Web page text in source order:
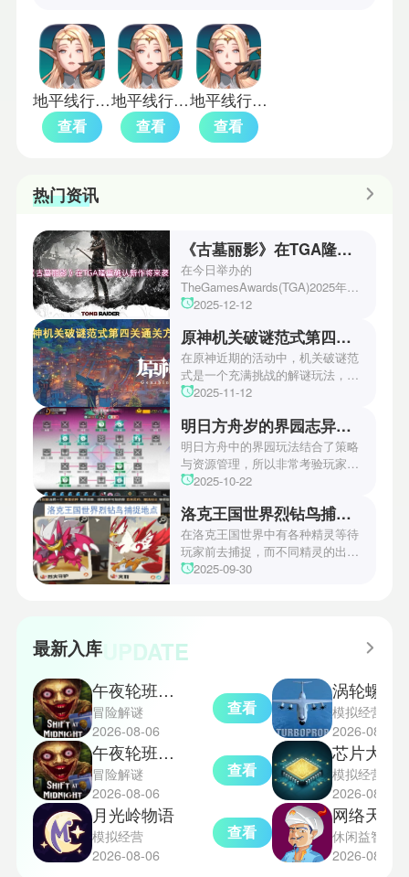
地平线行者手机版
查看
地平线行者韩服
查看
地平线行者国际服
查看
热门资讯
《古墓丽影》在TGA隆重确认新作将来袭！
在今日举办的
TheGamesAwards(TGA)2025年度
游戏颁奖典礼中，古墓丽影系列公
场资讯让众多玩家们都非常期待！
本次官方也宣布游戏将于2027年登
陆PS5、Xbox以及PC平台！有兴
趣的玩家们可以继续留守鲶鱼网！
2025-12-12
原神机关破谜范式第四关通关方法
在原神近期的活动中，机关破谜范
式是一个充满挑战的解谜玩法，其
中第四关是许多玩家遇到困难的地
机关破谜范式第四关通关方法，助
玩家们能够顺利通关！有兴趣的玩
家们快来一起看看吧！
2025-11-12
明日方舟岁的界园志异攻略
明日方舟中的界园玩法结合了策略
与资源管理，所以非常考验玩家的
操作和规划能力。游戏里拥有先
丰富多样的角色体系足以满足不同
战术需求。电表倒转是界园中的核
心挑战之一，玩家需合理利用通宝
和特殊钱币进行资源转换。明日方
乐趣和探索深度，丰富了玩家的游
2025-10-22
洛克王国世界烈钻鸟捕捉地点
在洛克王国世界中有各种精灵等待
玩家前去捕捉，而不同精灵的出现
地点和捕捉方式也各不相同。有少
2025-09-30
最新入库UPDATE
午夜轮班汉化版
冒险解谜
2026-08-06
查看
午夜轮班恐怖游戏手机版
冒险解谜
2026-08-06
查看
月光岭物语
模拟经营
2026-08-06
查看
模拟经营
2026-08-06
模拟经营
2026-08-06
休闲益智
2026-08-06